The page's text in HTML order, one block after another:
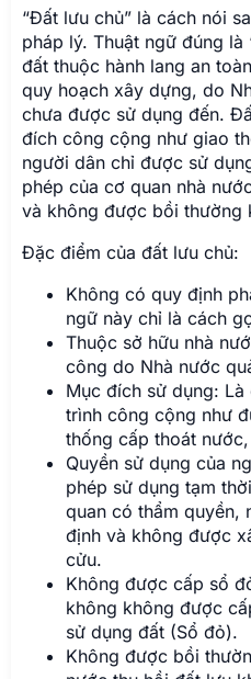
“Đất lưu chủ” là cách nói
pháp lý. Thuật ngữ đúng là
đất thuộc hành lang an
quy hoạch xây dựng, do
chưa được sử dụng đến.
đích công cộng như giao
người dân chỉ được sử
phép của cơ quan nhà
và không được bồi thường
Đặc điểm của đất lưu chủ:
Không có quy định
ngữ này chỉ là cách
Thuộc sở hữu nhà
công do Nhà nước
Mục đích sử dụng:
trình công cộng như
thống cấp thoát
Quyền sử dụng của
phép sử dụng tạm
quan có thẩm quyền,
định và không được
cửu.
Không được cấp sổ
không không được
sử dụng đất (Sổ đỏ).
Không được bồi